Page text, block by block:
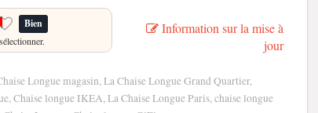
Bien
sélectionner.
Information sur la mise à
jour
Longue magasin, La Chaise Longue Grand Quartier,
Chaise longue IKEA, La Chaise Longue Paris, chaise longue